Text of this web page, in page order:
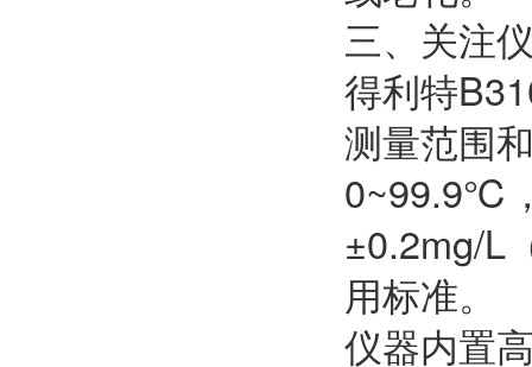
三、关注
得利特
测量范围
0~99.9℃
±0.2mg/L
用标准。
仪器内置